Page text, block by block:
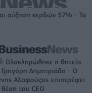
αύξηση κερδών 57% - Τα
Ολοκληρώθηκε η θητεία
Γρηγόρη Δημητριάδη - Ο
Αλαφούζος επιστρέφει
θέση του CEO